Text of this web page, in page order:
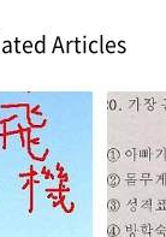
Articles